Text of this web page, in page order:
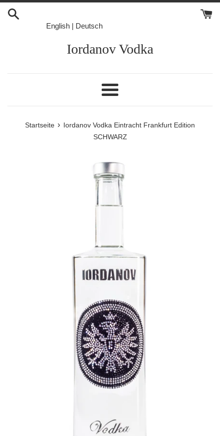
Direkt
zum
English | Deutsch
Iordanov Vodka
Menü
Startseite › Iordanov Vodka Eintracht Frankfurt Edition
SCHWARZ